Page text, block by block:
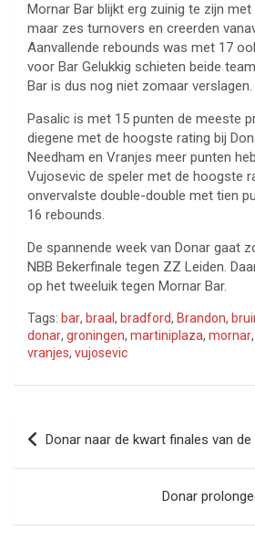
Mornar Bar blijkt erg zuinig te zijn met
maar zes turnovers en creerden
Aanvallende rebounds was met 17
voor Bar Gelukkig schieten beide
Bar is dus nog niet zomaar verslagen.
Pasalic is met 15 punten de meeste
diegene met de hoogste rating bij
Needham en Vranjes meer punten
Vujosevic de speler met de hoogste
onvervalste double-double met tien
16 rebounds.
De spannende week van Donar gaat
NBB Bekerfinale tegen ZZ Leiden.
op het tweeluik tegen Mornar Bar.
Tags: bar, braal, bradford, Brandon,
donar, groningen, martiniplaza, mornar,
vranjes, vujosevic
Bericht
navigatie
Donar naar de kwart finales van de
Donar